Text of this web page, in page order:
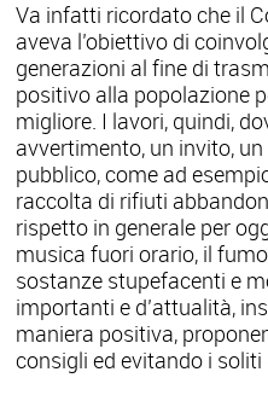
Va infatti ricordato che il
aveva l’obiettivo di
generazioni al fine di
positivo alla popolazione
migliore. I lavori, quindi,
avvertimento, un invito,
pubblico, come ad
raccolta di rifiuti
rispetto in generale per
musica fuori orario, il
sostanze stupefacenti e
importanti e d’attualità,
maniera positiva,
consigli ed evitando i soliti